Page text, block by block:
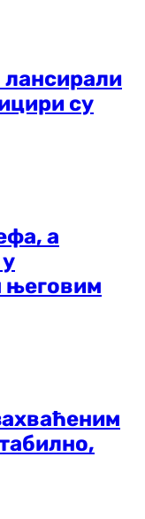
лансирали
су
а
његовим